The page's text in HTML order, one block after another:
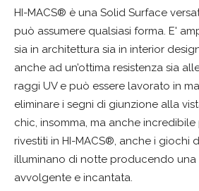
HI-MACS® è una Solid Surface
può assumere qualsiasi forma. E'
sia in architettura sia in interior
anche ad un’ottima resistenza sia
raggi UV e può essere lavorato in
eliminare i segni di giunzione alla
chic, insomma, ma anche
rivestiti in HI-MACS®, anche i giochi
illuminano di notte producendo una
avvolgente e incantata.